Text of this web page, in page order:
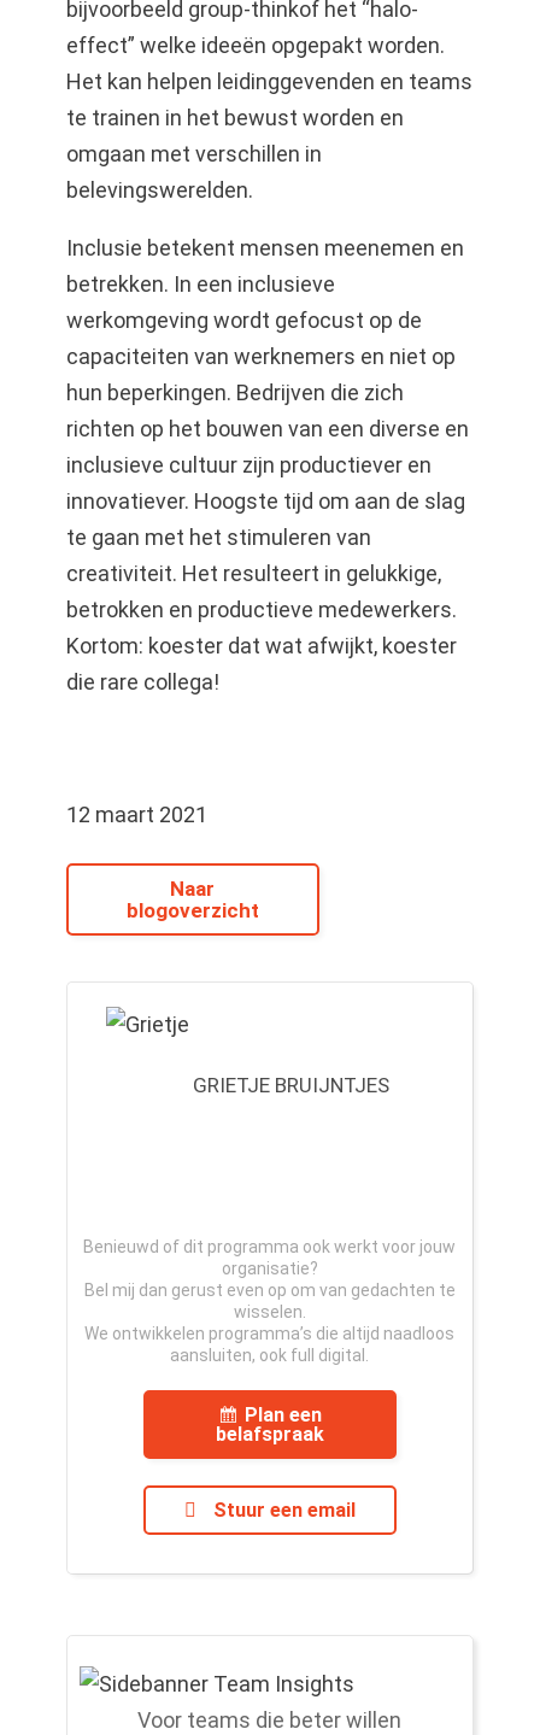
bijvoorbeeld group-thinkof het “halo-
effect” welke ideeën opgepakt worden.
Het kan helpen leidinggevenden en teams
te trainen in het bewust worden en
omgaan met verschillen in
belevingswerelden.
Inclusie betekent mensen meenemen en
betrekken. In een inclusieve
werkomgeving wordt gefocust op de
capaciteiten van werknemers en niet op
hun beperkingen. Bedrijven die zich
richten op het bouwen van een diverse en
inclusieve cultuur zijn productiever en
innovatiever. Hoogste tijd om aan de slag
te gaan met het stimuleren van
creativiteit. Het resulteert in gelukkige,
betrokken en productieve medewerkers.
Kortom: koester dat wat afwijkt, koester
die rare collega!
12 maart 2021
Naar
blogoverzicht
GRIETJE BRUIJNTJES
Benieuwd of dit programma ook werkt voor jouw
organisatie?
Bel mij dan gerust even op om van gedachten te
wisselen.
We ontwikkelen programma’s die altijd naadloos
aansluiten, ook full digital.
Plan een
belafspraak
Stuur een email
Voor teams die beter willen